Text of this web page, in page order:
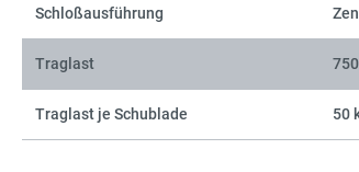
Schloßausführung
Traglast
Traglast je Schublade 50